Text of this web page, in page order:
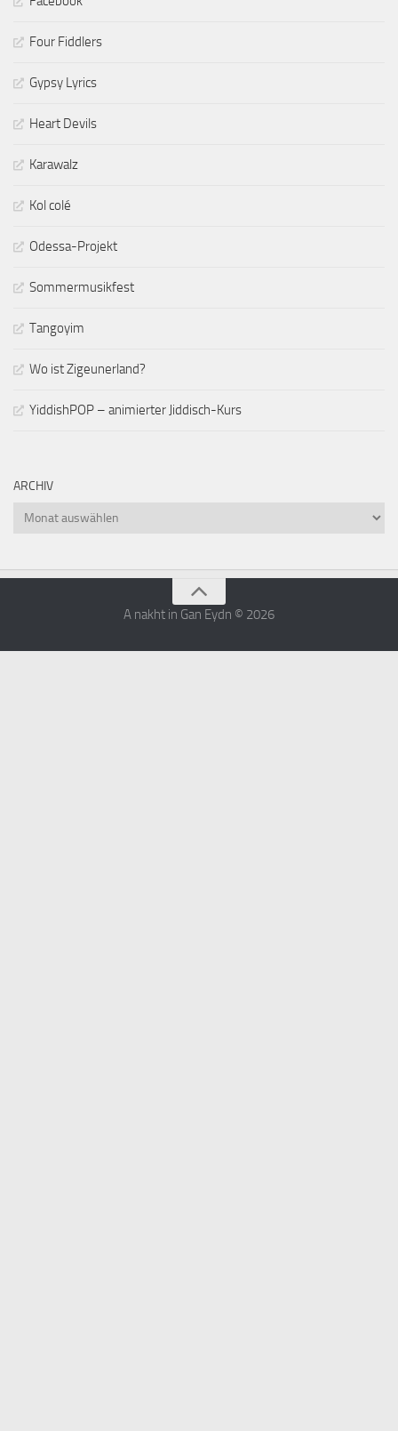
Four Fiddlers
Gypsy Lyrics
Heart Devils
Karawalz
Kol colé
Odessa-Projekt
Sommermusikfest
Tangoyim
Wo ist Zigeunerland?
YiddishPOP – animierter Jiddisch-Kurs
ARCHIV
Archiv
A nakht in Gan Eydn © 2026